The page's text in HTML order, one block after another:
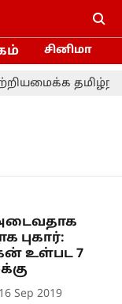
சினிமா
புகார்:
உள்பட 7
16 Sep 2019